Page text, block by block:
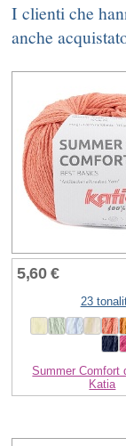
I clienti che
anche
5,60 €
23
Summer Comfort
Katia